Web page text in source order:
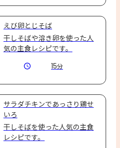
えび卵とじそば
干しそばや溶き卵を使った人
気の主食レシピです。
15分
サラダチキンであっさり鶏せ
いろ
干しそばを使った人気の主食
レシピです。